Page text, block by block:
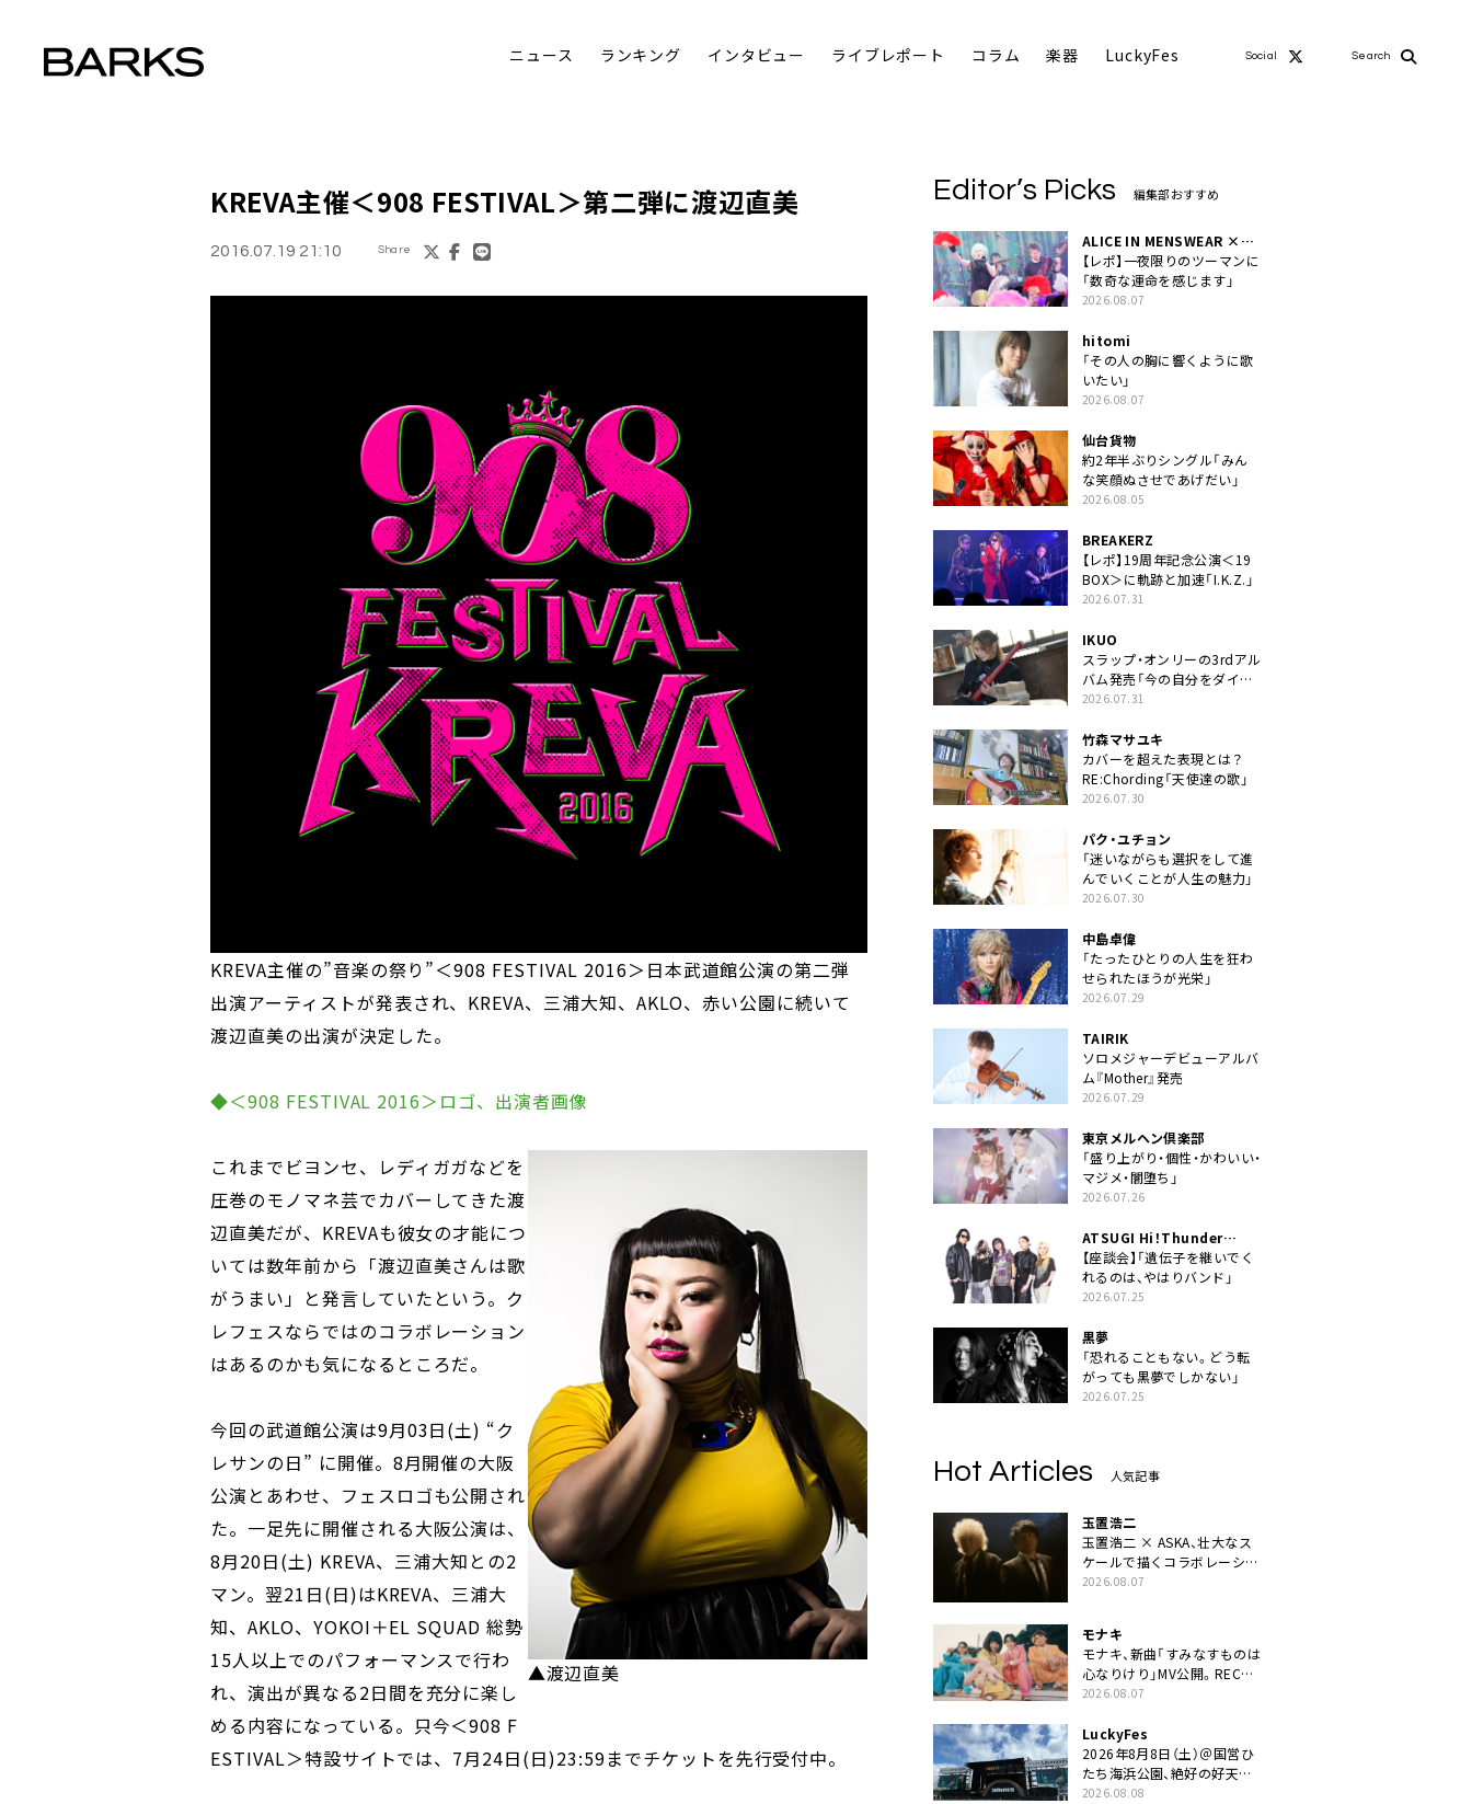
ニュース ランキング インタビュー ライブレポート コラム 楽器 LuckyFes Social Search
KREVA主催＜908 FESTIVAL＞第二弾に渡辺直美
2016.07.19 21:10 Share
KREVA主催の”音楽の祭り”＜908 FESTIVAL 2016＞日本武道館公演の第二弾
出演アーティストが発表され、KREVA、三浦大知、AKLO、赤い公園に続いて
渡辺直美の出演が決定した。
◆＜908 FESTIVAL 2016＞ロゴ、出演者画像
▲渡辺直美
これまでビヨンセ、レディガガなどを
圧巻のモノマネ芸でカバーしてきた渡
辺直美だが、KREVAも彼女の才能につ
いては数年前から「渡辺直美さんは歌
がうまい」と発言していたという。ク
レフェスならではのコラボレーション
はあるのかも気になるところだ。
今回の武道館公演は9月03日(土) “ク
レサンの日” に開催。8月開催の大阪
公演とあわせ、フェスロゴも公開され
た。一足先に開催される大阪公演は、
8月20日(土) KREVA、三浦大知との2
マン。翌21日(日)はKREVA、三浦大
知、AKLO、YOKOI＋EL SQUAD 総勢
15人以上でのパフォーマンスで行わ
れ、演出が異なる2日間を充分に楽し
める内容になっている。只今＜908 F
ESTIVAL＞特設サイトでは、7月24日(日)23:59までチケットを先行受付中。
Editor’s Picks 編集部おすすめ
ALICE IN MENSWEAR ×
MASCHERA
【レポ】一夜限りのツーマンに
「数奇な運命を感じます」
2026.08.07
hitomi
「その人の胸に響くように歌
いたい」
2026.08.07
仙台貨物
約2年半ぶりシングル「みん
な笑顔ぬさせであげだい」
2026.08.05
BREAKERZ
【レポ】19周年記念公演＜19
BOX＞に軌跡と加速「I.K.Z.」
2026.07.31
IKUO
スラップ・オンリーの3rdアル
バム発売「今の自分をダイレ
クトに」
2026.07.31
竹森マサユキ
カバーを超えた表現とは？
RE:Chording「天使達の歌」
2026.07.30
パク・ユチョン
「迷いながらも選択をして進
んでいくことが人生の魅力」
2026.07.30
中島卓偉
「たったひとりの人生を狂わ
せられたほうが光栄」
2026.07.29
TAIRIK
ソロメジャーデビューアルバ
ム『Mother』発売
2026.07.29
東京メルヘン倶楽部
「盛り上がり・個性・かわいい・
マジメ・闇堕ち」
2026.07.26
ATSUGI Hi！Thunder
Rock Festival
【座談会】「遺伝子を継いでく
れるのは、やはりバンド」
2026.07.25
黒夢
「恐れることもない。どう転
がっても黒夢でしかない」
2026.07.25
Hot Articles 人気記事
玉置浩二
玉置浩二 × ASKA、壮大なス
ケールで描くコラボレーショ
ン曲「音銀河」リリース決定。
2026.08.07
モナキ
モナキ、新曲「すみなすものは
心なりけり」MV公開。RECの
ギターにEvery Little Thing・
2026.08.07
LuckyFes
2026年8月8日（土）＠国営ひ
たち海浜公園、絶好の好天の
中＜LuckyFes’26＞開幕
2026.08.08